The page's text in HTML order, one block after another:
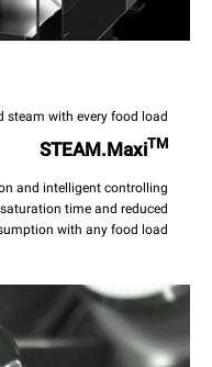
steam with every food load
STEAM.MaxiTM
and intelligent controlling
time and reduced
with any food load.